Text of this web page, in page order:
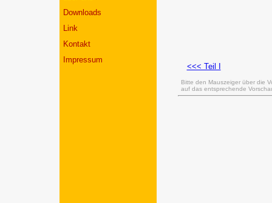
Downloads
Link
Kontakt
Impressum
<<< Teil I
Bitte den Mauszeiger über die
auf das entsprechende